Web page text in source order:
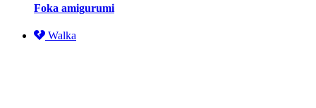
Foka amigurumi
Walka